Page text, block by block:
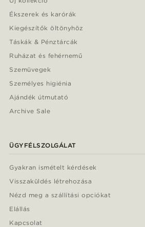
Ékszerek és karórák
Kiegészítők öltönyhöz
Táskák & Pénztárcák
Ruházat és fehérnemű
Szemüvegek
Személyes higiénia
Ajándék útmutató
Archive Sale
ÜGYFÉLSZOLGÁLAT
Gyakran ismételt kérdések
Visszaküldés létrehozása
Nézd meg a szállítási opciókat
Elállás
Kapcsolat